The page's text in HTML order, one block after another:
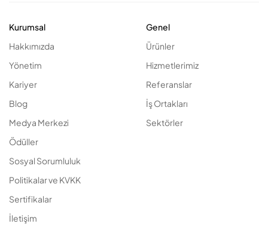
Kurumsal
Hakkımızda
Yönetim
Kariyer
Blog
Medya Merkezi
Ödüller
Sosyal Sorumluluk
Politikalar ve KVKK
Sertifikalar
İletişim
Genel
Ürünler
Hizmetlerimiz
Referanslar
İş Ortakları
Sektörler